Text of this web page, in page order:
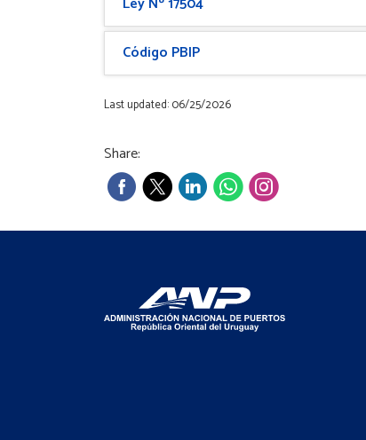
Código PBIP
Last updated: 06/25/2026
Share: